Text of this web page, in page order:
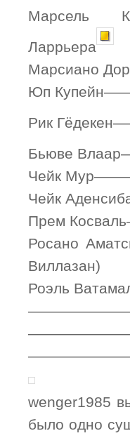
Марсель
Ларрьера
Марсиано
Юп
Рик
Бьюве
Чейк
Чейк
Прем
Росано
Виллазан)
Роэль
wenger1985
было одно